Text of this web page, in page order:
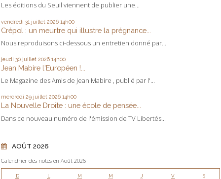
Les éditions du Seuil viennent de publier une...
vendredi 31 juillet 2026 14h00
Crépol : un meurtre qui illustre la prégnance...
Nous reproduisons ci-dessous un entretien donné par...
jeudi 30 juillet 2026 14h00
Jean Mabire l'Européen !...
Le Magazine des Amis de Jean Mabire , publié par l'...
mercredi 29 juillet 2026 14h00
La Nouvelle Droite : une école de pensée...
Dans ce nouveau numéro de l'émission de TV Libertés...
AOÛT 2026
Calendrier des notes en Août 2026
D L M M J V S